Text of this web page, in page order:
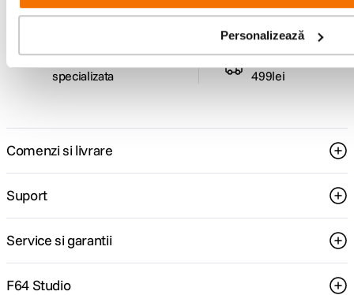
Personalizează
Consultanta
specializata
Livrare gratuita
499lei
Comenzi si livrare
Suport
Service si garantii
F64 Studio